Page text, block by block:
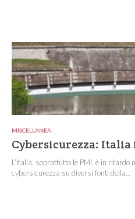
MISCELLANEA
Cybersicurezza:
L’Italia, soprattutto le PMI, è in ritardo
cybersicurezza su diversi fonti della...